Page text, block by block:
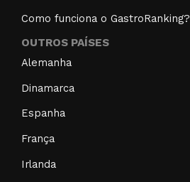
Como funciona o GastroRanking?
OUTROS PAÍSES
Alemanha
Dinamarca
Espanha
França
Irlanda